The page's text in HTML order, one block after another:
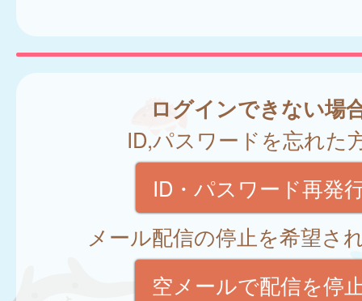
ログインできない場
ID,パスワードを忘れた
ID・パスワード再発
メール配信の停止を希望さ
空メールで配信を停